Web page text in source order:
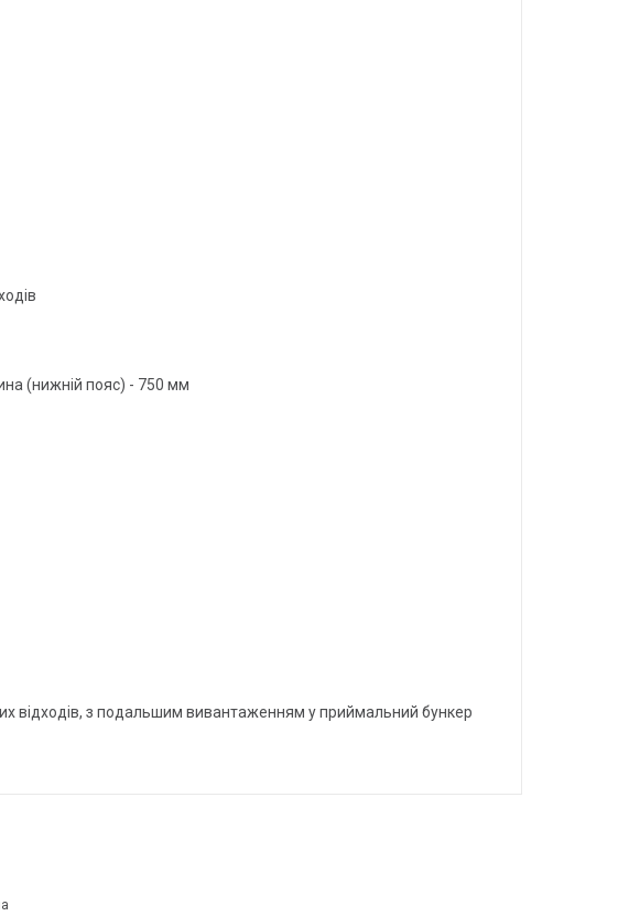
(нижній пояс) - 750 мм
відходів, з подальшим вивантаженням у приймальний бункер